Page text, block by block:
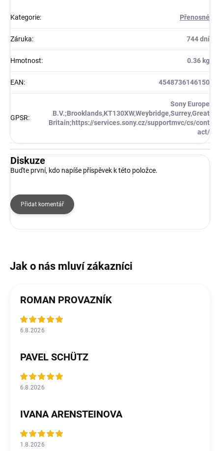
Kategorie: Přenosné
Záruka: 744 dní
Hmotnost: 0.36 kg
EAN: 4548736146150
GPSR:
Sony Europe
B.V.;Brooklands,KT130XW,Weybridge,Surrey,Great
Britain;https://services.sony.cz/supportmvc/cs/cont
act/
Diskuze
Buďte první, kdo napíše příspěvek k této položce.
Přidat komentář
ROMAN PROVAZNÍK
6.8.2026
PAVEL SCHÜTZ
6.8.2026
IVANA ARENSTEINOVA
1.8.2026